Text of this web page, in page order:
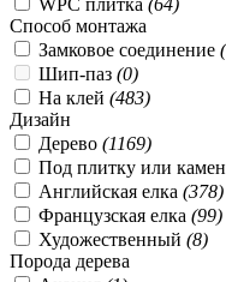
WPC плитка (64)
Способ монтажа
Замковое соединение (
Шип-паз (0)
На клей (483)
Дизайн
Дерево (1169)
Под плитку или
Английская елка (378)
Французская елка (99)
Художественный (8)
Порода дерева